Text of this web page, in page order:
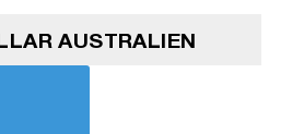
AUSTRALIEN